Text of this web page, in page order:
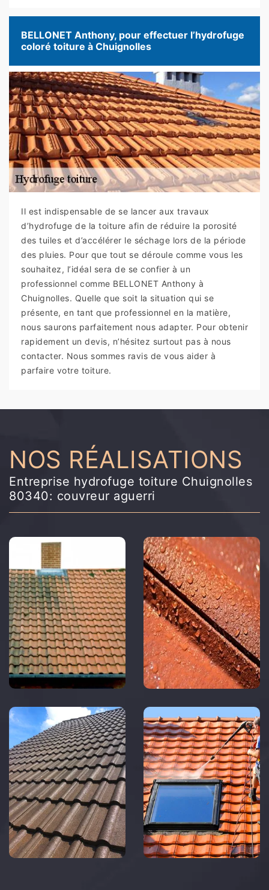
BELLONET Anthony, pour effectuer l’hydrofuge
coloré toiture à Chuignolles
Il est indispensable de se lancer aux travaux
d’hydrofuge de la toiture afin de réduire la porosité
des tuiles et d’accélérer le séchage lors de la période
des pluies. Pour que tout se déroule comme vous les
souhaitez, l’idéal sera de se confier à un
professionnel comme BELLONET Anthony à
Chuignolles. Quelle que soit la situation qui se
présente, en tant que professionnel en la matière,
nous saurons parfaitement nous adapter. Pour obtenir
rapidement un devis, n’hésitez surtout pas à nous
contacter. Nous sommes ravis de vous aider à
parfaire votre toiture.
NOS RÉALISATIONS
Entreprise hydrofuge toiture Chuignolles
80340: couvreur aguerri